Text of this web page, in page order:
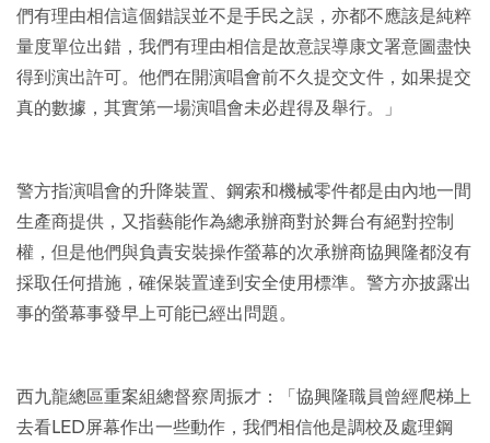
們有理由相信這個錯誤並不是手民之誤，亦都不應該是純粹
量度單位出錯，我們有理由相信是故意誤導康文署意圖盡快
得到演出許可。他們在開演唱會前不久提交文件，如果提交
真的數據，其實第一場演唱會未必趕得及舉行。」
警方指演唱會的升降裝置、鋼索和機械零件都是由內地一間
生產商提供，又指藝能作為總承辦商對於舞台有絕對控制
權，但是他們與負責安裝操作螢幕的次承辦商協興隆都沒有
採取任何措施，確保裝置達到安全使用標準。警方亦披露出
事的螢幕事發早上可能已經出問題。
西九龍總區重案組總督察周振才：「協興隆職員曾經爬梯上
去看LED屏幕作出一些動作，我們相信他是調校及處理鋼